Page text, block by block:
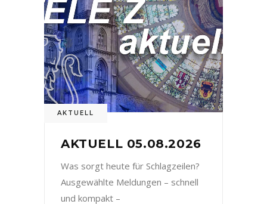
AKTUELL
AKTUELL 05.08.2026
Was sorgt heute für Schlagzeilen?
Ausgewählte Meldungen – schnell
und kompakt –